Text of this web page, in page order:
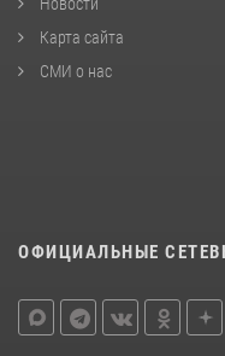
Новости
Карта сайта
СМИ о нас
ОФИЦИАЛЬНЫЕ